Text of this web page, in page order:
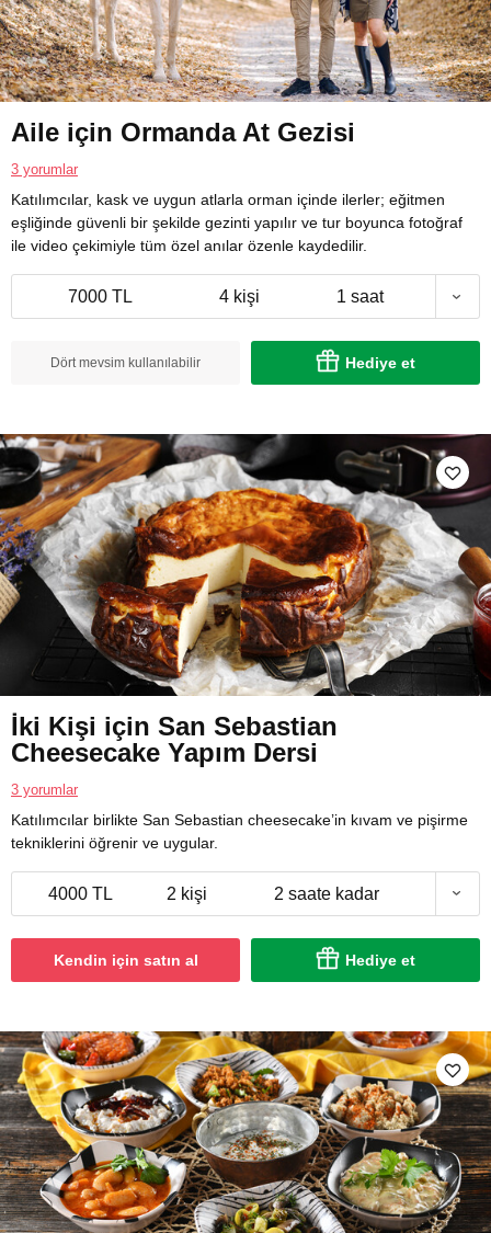
Aile için Ormanda At Gezisi
3 yorumlar
Katılımcılar, kask ve uygun atlarla orman içinde ilerler; eğitmen
eşliğinde güvenli bir şekilde gezinti yapılır ve tur boyunca fotoğraf
ile video çekimiyle tüm özel anılar özenle kaydedilir.
7000 TL 4 kişi 1 saat
Dört mevsim kullanılabilir Hediye et
İki Kişi için San Sebastian
Cheesecake Yapım Dersi
3 yorumlar
Katılımcılar birlikte San Sebastian cheesecake’in kıvam ve pişirme
tekniklerini öğrenir ve uygular.
4000 TL 2 kişi 2 saate kadar
Kendin için satın al Hediye et